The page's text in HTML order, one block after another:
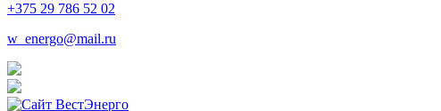
+375 29 786 52 02
w_energo@mail.ru